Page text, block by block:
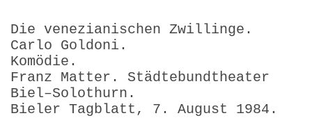
Die venezianischen Zwillinge.
Carlo Goldoni.
Komödie.
Franz Matter. Städtebundtheater
Biel–Solothurn.
Bieler Tagblatt, 7. August 1984.